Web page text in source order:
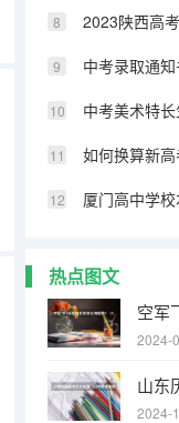
2023陕西高
中考录取通知
中考美术特
如何换算新高
厦门高中学校
热点图文
2024-
2024-